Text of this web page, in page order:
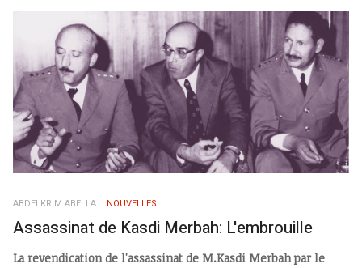
ABDELKRIM ABELLA NOUVELLES
Assassinat de Kasdi Merbah: L'embrouille
La revendication de l'assassinat de M.Kasdi Merbah par le